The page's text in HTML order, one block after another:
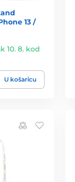
13 /
10. 8. kod
U košaricu